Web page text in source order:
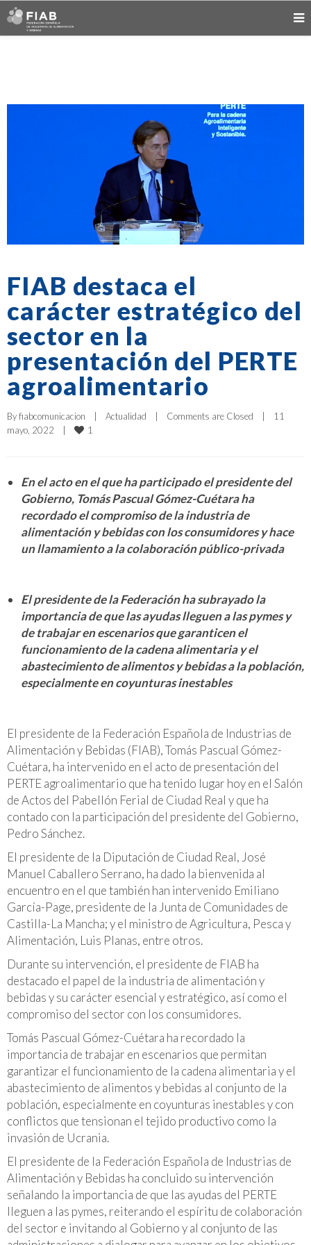
FIAB destaca el
carácter estratégico del
sector en la
presentación del PERTE
agroalimentario
By fiabcomunicacion Actualidad Comments are Closed
11
mayo, 2022
1
En el acto en el que ha participado el presidente del
Gobierno, Tomás Pascual Gómez-Cuétara ha
recordado el compromiso de la industria de
alimentación y bebidas con los consumidores y hace
un llamamiento a la colaboración público-privada
El presidente de la Federación ha subrayado la
importancia de que las ayudas lleguen a las pymes y
de trabajar en escenarios que garanticen el
funcionamiento de la cadena alimentaria y el
abastecimiento de alimentos y bebidas a la población,
especialmente en coyunturas inestables
El presidente de la Federación Española de Industrias de
Alimentación y Bebidas (FIAB), Tomás Pascual Gómez-
Cuétara, ha intervenido en el acto de presentación del
PERTE agroalimentario que ha tenido lugar hoy en el Salón
de Actos del Pabellón Ferial de Ciudad Real y que ha
contado con la participación del presidente del Gobierno,
Pedro Sánchez.
El presidente de la Diputación de Ciudad Real, José
Manuel Caballero Serrano, ha dado la bienvenida al
encuentro en el que también han intervenido Emiliano
García-Page, presidente de la Junta de Comunidades de
Castilla-La Mancha; y el ministro de Agricultura, Pesca y
Alimentación, Luis Planas, entre otros.
Durante su intervención, el presidente de FIAB ha
destacado el papel de la industria de alimentación y
bebidas y su carácter esencial y estratégico, así como el
compromiso del sector con los consumidores.
Tomás Pascual Gómez-Cuétara ha recordado la
importancia de trabajar en escenarios que permitan
garantizar el funcionamiento de la cadena alimentaria y el
abastecimiento de alimentos y bebidas al conjunto de la
población, especialmente en coyunturas inestables y con
conflictos que tensionan el tejido productivo como la
invasión de Ucrania.
El presidente de la Federación Española de Industrias de
Alimentación y Bebidas ha concluido su intervención
señalando la importancia de que las ayudas del PERTE
lleguen a las pymes, reiterando el espíritu de colaboración
del sector e invitando al Gobierno y al conjunto de las